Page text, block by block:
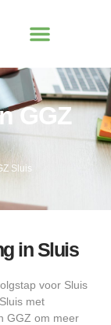
GGZ
Sluis
in Sluis
voor Sluis
met
GGZ om meer